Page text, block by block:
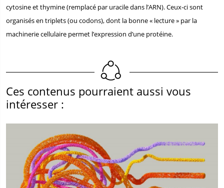
cytosine et thymine (remplacé par uracile dans l’ARN). Ceux-ci sont
organisés en triplets (ou codons), dont la bonne « lecture » par la
machinerie cellulaire permet l’expression d’une protéine.
Ces contenus pourraient aussi vous
intéresser :